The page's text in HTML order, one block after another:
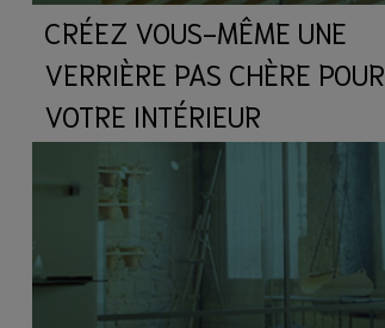
CRÉEZ VOUS-MÊME UNE
VERRIÈRE PAS CHÈRE POUR
VOTRE INTÉRIEUR